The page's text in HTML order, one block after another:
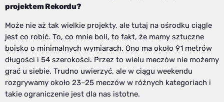
projektem Rekordu?
Może nie aż tak wielkie projekty, ale tutaj na ośrodku ciągle
jest co robić. To, co mnie boli, to fakt, że mamy sztuczne
boisko o minimalnych wymiarach. Ono ma około 91 metrów
długości i 54 szerokości. Przez to wielu meczów nie możemy
grać u siebie. Trudno uwierzyć, ale w ciągu weekendu
rozgrywamy około 23–25 meczów w różnych kategoriach i
takie ograniczenie jest dla nas istotne.